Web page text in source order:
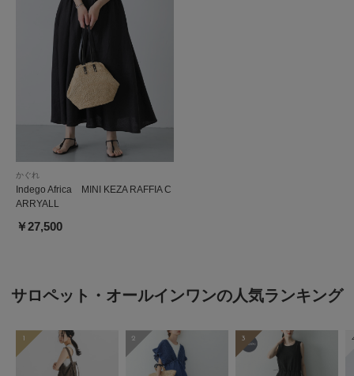
かぐれ
Indego Africa MINI KEZA RAFFIA C
ARRYALL
￥27,500
サロペット・オールインワンの人気ランキング
1 2 3